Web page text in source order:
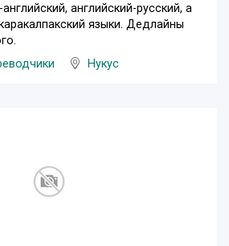
английский-русский, а
языки. Дедлайны
Нукус